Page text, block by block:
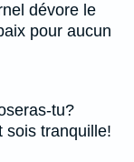
dévore le
pour aucun
tu?
sois tranquille!